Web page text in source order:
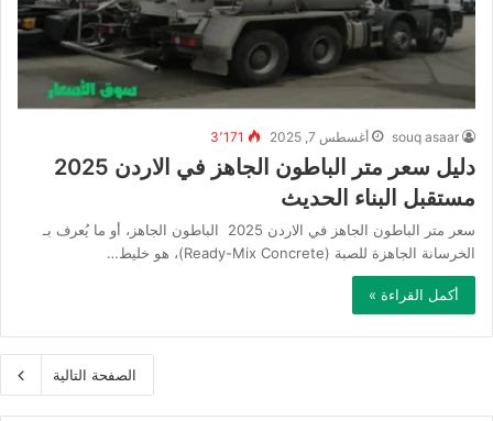
souq asaar أغسطس 7, 2025 3٬171
دليل سعر متر الباطون الجاهز في الاردن 2025
مستقبل البناء الحديث
سعر متر الباطون الجاهز في الاردن 2025 الباطون الجاهز، أو ما يُعرف بـ
الخرسانة الجاهزة للصبة (Ready-Mix Concrete)، هو خليط…
أكمل القراءة »
الصفحة التالية